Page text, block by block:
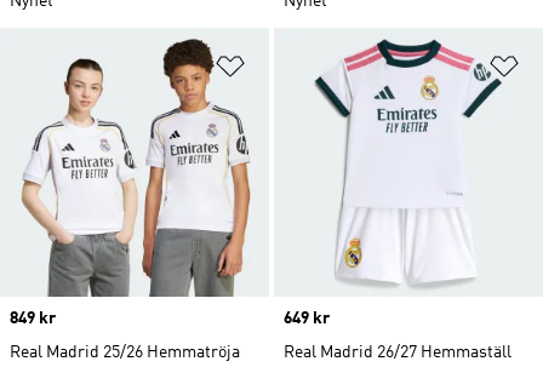
Lägg till på önskelistan
Price
849 kr
Real Madrid 25/26 Hemmatröja
Price
649 kr
Real Madrid 26/27 Hemmaställ